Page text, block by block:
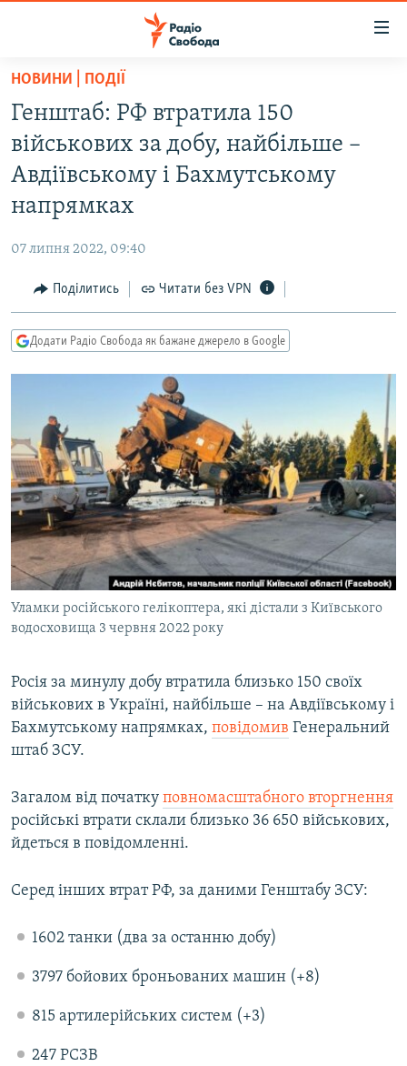
Перейти
основного
матеріалу
Перейти
до
основної
Перейти
пошуку
РАДІО СВОБОДА – 70 РОКІВ
СТАТТІ
КУЛЬТУРА
СПОРТ
ДОНБАС.РЕАЛІЇ
КРИМ.РЕАЛІЇ
ТИ ЯК?
МУЛЬТИМЕДІА
ФОТО
СПЕЦПРОЄКТИ
ПОДКАСТИ
КРИМ РЕАЛІЇ
РУС
УКР
ДОЛУЧАЙСЯ!
Усі сайти RFE/RL
НОВИНИ | ПОДІЇ
Генштаб: РФ втратила 150
військових за добу, найбільше –
Авдіївському і Бахмутському
напрямках
07 липня 2022, 09:40
Поділитись Читати без VPN
Додати Радіо Свобода як бажане джерело в Google
Уламки російського гелікоптера, які дістали з Київського
водосховища 3 червня 2022 року
Росія за минулу добу втратила близько 150 своїх
військових в Україні, найбільше – на Авдіївському і
Бахмутському напрямках, повідомив Генеральний
штаб ЗСУ.
Загалом від початку повномасштабного вторгнення
російські втрати склали близько 36 650 військових,
йдеться в повідомленні.
Серед інших втрат РФ, за даними Генштабу ЗСУ:
1602 танки (два за останню добу)
3797 бойових броньованих машин (+8)
815 артилерійських систем (+3)
247 РСЗВ